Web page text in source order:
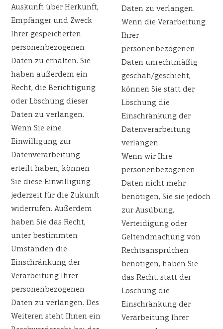
Auskunft über Herkunft,
Empfänger und Zweck
Ihrer gespeicherten
personenbezogenen
Daten zu erhalten. Sie
haben außerdem ein
Recht, die Berichtigung
oder Löschung dieser
Daten zu verlangen.
Wenn Sie eine
Einwilligung zur
Datenverarbeitung
erteilt haben, können
Sie diese Einwilligung
jederzeit für die Zukunft
widerrufen. Außerdem
haben Sie das Recht,
unter bestimmten
Umständen die
Einschränkung der
Verarbeitung Ihrer
personenbezogenen
Daten zu verlangen. Des
Weiteren steht Ihnen ein
Daten zu verlangen.
Wenn die Verarbeitung
Ihrer
personenbezogenen
Daten unrechtmäßig
geschah/geschieht,
können Sie statt der
Löschung die
Einschränkung der
Datenverarbeitung
verlangen.
Wenn wir Ihre
personenbezogenen
Daten nicht mehr
benötigen, Sie sie jedoch
zur Ausübung,
Verteidigung oder
Geltendmachung von
Rechtsansprüchen
benötigen, haben Sie
das Recht, statt der
Löschung die
Einschränkung der
Verarbeitung Ihrer